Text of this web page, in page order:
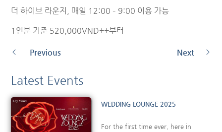
더 하이브 라운지, 매일 12:00 – 9:00 이용 가능
1인분 기준 520,000VND++부터
Previous Next
Latest Events
WEDDING LOUNGE 2025
For the first time ever, here in